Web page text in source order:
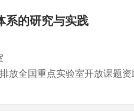
系的研究与实践
放全国重点实验室开放课题资